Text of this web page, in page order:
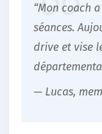
“Mon coach
séances.
drive et vise
— Lucas,